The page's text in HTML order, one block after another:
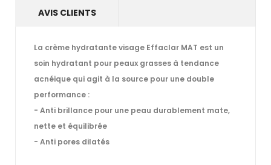
AVIS CLIENTS
La crème hydratante visage Effaclar MAT est un
soin hydratant pour peaux grasses à tendance
acnéique qui agit à la source pour une double
performance :
- Anti brillance pour une peau durablement mate,
nette et équilibrée
- Anti pores dilatés